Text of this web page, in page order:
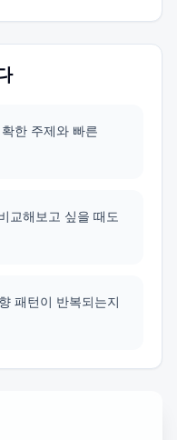
한 주제와 빠른
교해보고 싶을 때도
패턴이 반복되는지